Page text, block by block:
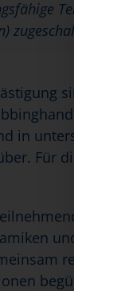
zugeschaltet sind.
sind
in
Für die
und